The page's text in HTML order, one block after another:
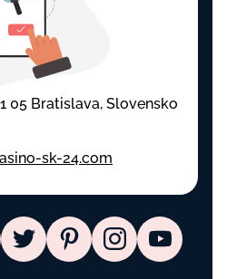
05 Bratislava, Slovensko
sk-24.com